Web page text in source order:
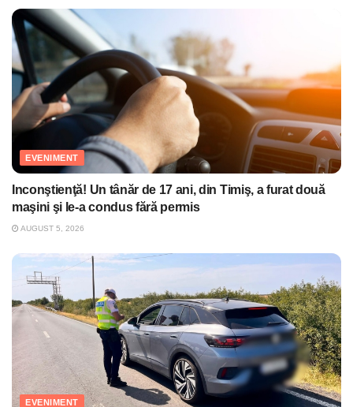
EVENIMENT
Inconştienţă! Un tânăr de 17 ani, din Timiş, a furat două
maşini şi le-a condus fără permis
AUGUST 5, 2026
EVENIMENT